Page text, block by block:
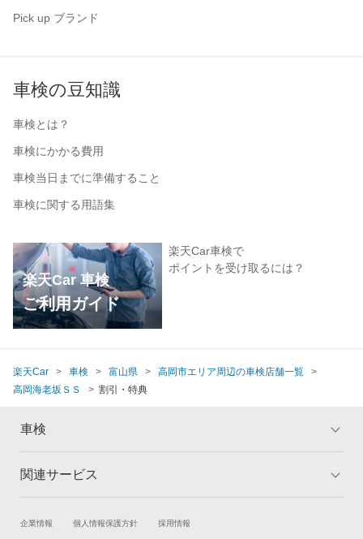
Pick up ブランド
車検の豆知識
車検とは？
車検にかかる費用
車検当日までに準備すること
車検に関する用語集
楽天Car 車検
ご利用ガイド
楽天Car車検で
ポイントを受け取るには？
楽天Car 車検 富山県
高岡市エリア周辺の車検店舗一覧
高岡海老坂ＳＳ
割引・特典
車検
トップ
車検の基礎知識 キャンペーン一覧
関連サービス
試乗・商談 新車購入
企業情報 個人情報保護方針 採用情報